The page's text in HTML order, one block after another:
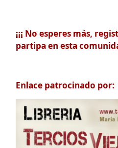
¡¡¡ No esperes más,
partipa en esta
Enlace patrocinado por: